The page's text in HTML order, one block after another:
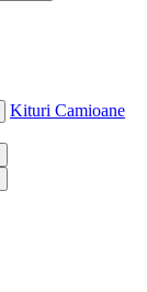
Kituri Camioane